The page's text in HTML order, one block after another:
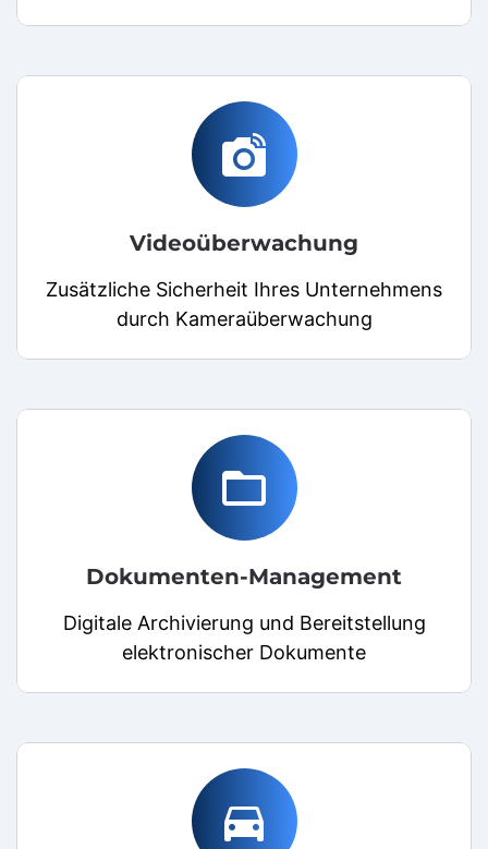
linked_camera
Videoüberwachung
Zusätzliche Sicherheit Ihres Unternehmens
durch Kameraüberwachung
folder_open
Dokumenten-Management
Digitale Archivierung und Bereitstellung
elektronischer Dokumente
directions_car